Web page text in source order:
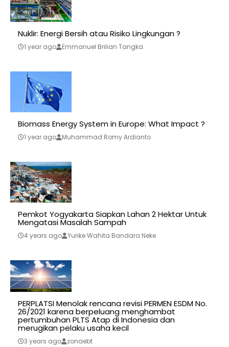
Nuklir: Energi Bersih atau Risiko Lingkungan ?
1 year ago Emmanuel Brilian Tangka
Biomass Energy System in Europe: What Impact ?
1 year ago Muhammad Romy Ardianto
Pemkot Yogyakarta Siapkan Lahan 2 Hektar Untuk
Mengatasi Masalah Sampah
4 years ago Yurike Wahita Bandara Neke
PERPLATSI Menolak rencana revisi PERMEN ESDM No.
26/2021 karena berpeluang menghambat
pertumbuhan PLTS Atap di Indonesia dan
merugikan pelaku usaha kecil
3 years ago zonaebt